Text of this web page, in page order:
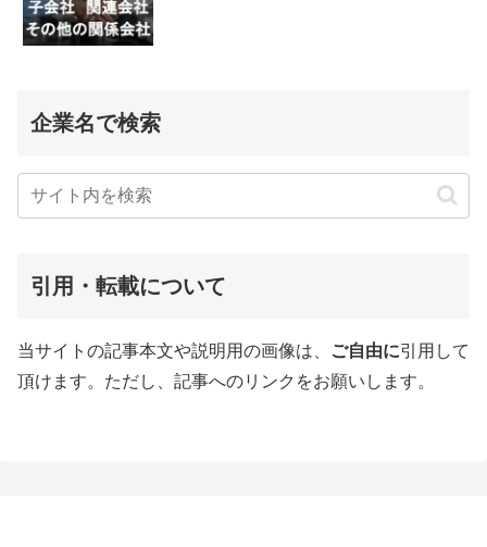
企業名で検索
引用・転載について
当サイトの記事本文や説明用の画像は、 ご自由に引用して
頂けます。ただし、記事へのリンクをお願いします。